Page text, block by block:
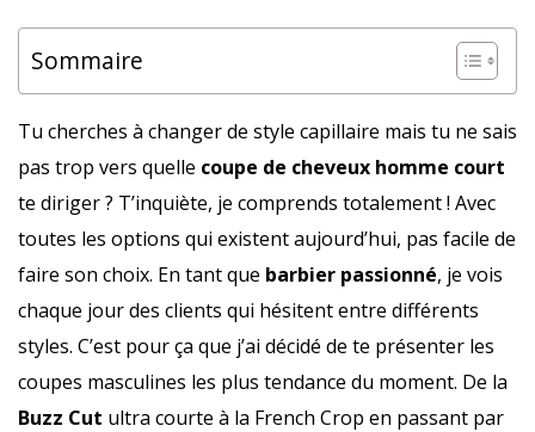
Sommaire
Tu cherches à changer de style capillaire mais tu ne sais
pas trop vers quelle coupe de cheveux homme court
te diriger ? T’inquiète, je comprends totalement ! Avec
toutes les options qui existent aujourd’hui, pas facile de
faire son choix. En tant que barbier passionné, je vois
chaque jour des clients qui hésitent entre différents
styles. C’est pour ça que j’ai décidé de te présenter les
coupes masculines les plus tendance du moment. De la
Buzz Cut ultra courte à la French Crop en passant par